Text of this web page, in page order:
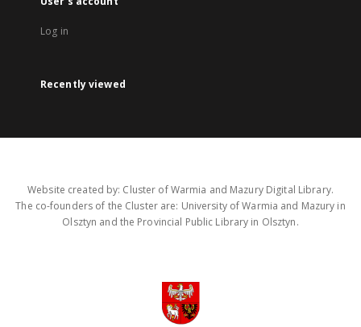
Log in
Recently viewed
Website created by: Cluster of Warmia and Mazury Digital Library.
The co-founders of the Cluster are: University of Warmia and Mazury in
Olsztyn and the Provincial Public Library in Olsztyn.